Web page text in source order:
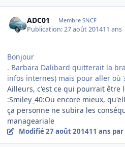
ADC01 Membre SNCF
Publication:27 août 201411 ans
Bonjour
. Barbara Dalibard quitterait la
infos internes) mais pour aller où
Ailleurs, c'est ce qui pourrait être
:Smiley_40:Ou encore mieux,
ça personne ne subira les
manageariale
Modifié27 août 201411 ans par